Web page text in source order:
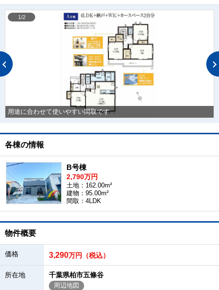
用途に合わせて使いやすい間取です
1/2
各棟の情報
B号棟
2,790万円
土地：162.00m²
建物：95.00m²
間取：4LDK
物件概要
価格 3,290万円（税込）
所在地 千葉県柏市五條谷
周辺地図